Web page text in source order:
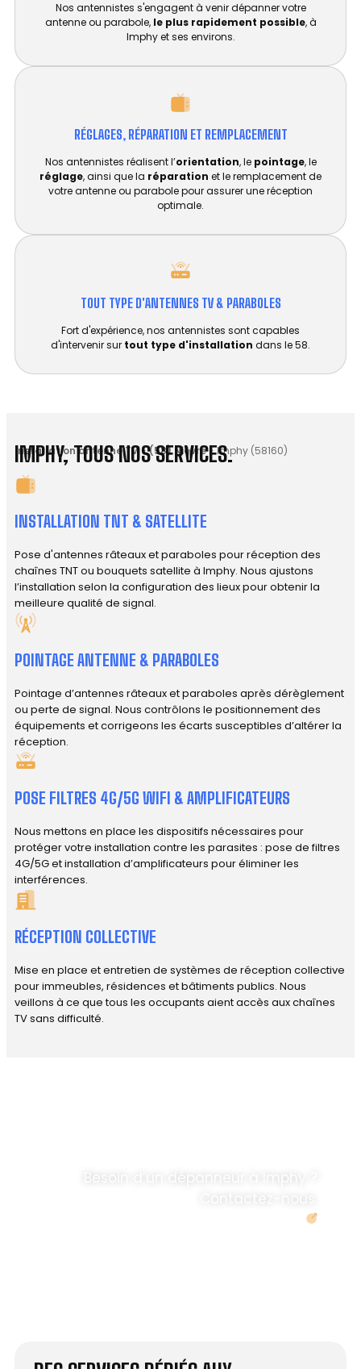
Nos antennistes s'engagent à venir dépanner votre
antenne ou parabole, le plus rapidement possible, à
Imphy et ses environs.
RÉGLAGES, RÉPARATION ET REMPLACEMENT​
Nos antennistes réalisent l’orientation, le pointage, le
réglage, ainsi que la réparation et le remplacement de
votre antenne ou parabole pour assurer une réception
optimale.
TOUT TYPE D'ANTENNES TV & PARABOLES
Fort d'expérience, nos antennistes sont capables
d'intervenir sur tout type d'installation dans le 58.
Installation antenne TV-(58) Nièvre-Imphy (58160)
IMPHY, TOUS NOS SERVICES.
INSTALLATION TNT & SATELLITE
Pose d'antennes râteaux et paraboles pour réception des
chaînes TNT ou bouquets satellite à Imphy. Nous ajustons
l’installation selon la configuration des lieux pour obtenir la
meilleure qualité de signal.
POINTAGE ANTENNE & PARABOLES
Pointage d’antennes râteaux et paraboles après dérèglement
ou perte de signal. Nous contrôlons le positionnement des
équipements et corrigeons les écarts susceptibles d’altérer la
réception.
POSE FILTRES 4G/5G WIFI & AMPLIFICATEURS
Nous mettons en place les dispositifs nécessaires pour
protéger votre installation contre les parasites : pose de filtres
4G/5G et installation d’amplificateurs pour éliminer les
interférences.
RÉCEPTION COLLECTIVE
Mise en place et entretien de systèmes de réception collective
pour immeubles, résidences et bâtiments publics. Nous
veillons à ce que tous les occupants aient accès aux chaînes
TV sans difficulté.
Besoin d’un dépanneur à Imphy ?